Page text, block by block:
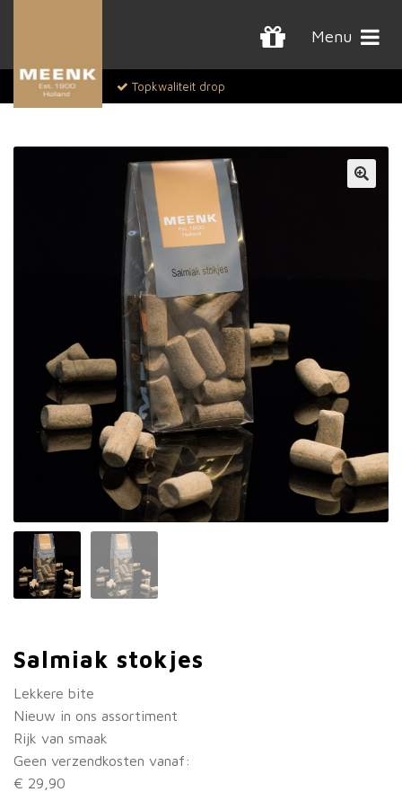
Menu
Topkwaliteit drop
Salmiak stokjes
Lekkere bite
Nieuw in ons assortiment
Rijk van smaak
Geen verzendkosten vanaf:
€ 29,90